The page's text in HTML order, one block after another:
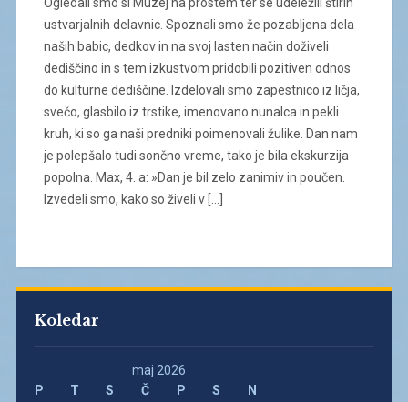
Koledar
maj 2026
P
T S Č P S
N
ustvarjalnih delavnic. Spoznali smo že pozabljena dela
naših babic, dedkov in na svoj lasten način doživeli
dediščino in s tem izkustvom pridobili pozitiven odnos
do kulturne dediščine. Izdelovali smo zapestnico iz ličja,
svečo, glasbilo iz trstike, imenovano nunalca in pekli
kruh, ki so ga naši predniki poimenovali žulike. Dan nam
je polepšalo tudi sončno vreme, tako je bila ekskurzija
popolna. Max, 4. a: »Dan je bil zelo zanimiv in poučen.
Izvedeli smo, kako so živeli v […]